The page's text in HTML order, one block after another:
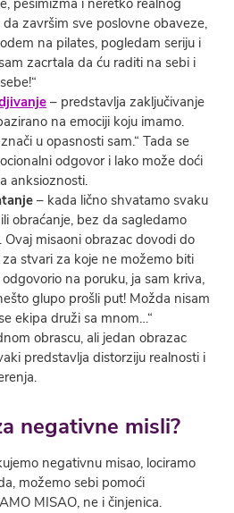
pesimizma i neretko realnog
da završim sve poslovne obaveze,
na pilates, pogledam seriju i
zacrtala da ću raditi na sebi i
– predstavlja zaključivanje
na emociji koju imamo.
u opasnosti sam.“ Tada se
odgovor i lako može doći
anksioznosti.
– kada lično shvatamo svaku
obraćanje, bez da sagledamo
Ovaj misaoni obrazac dovodi do
stvari za koje ne možemo biti
na poruku, ja sam kriva,
glupo prošli put! Možda nisam
ekipa druži sa mnom…“
obrascu, ali jedan obrazac
predstavlja distorziju realnosti i
negativne misli?
negativnu misao, lociramo
možemo sebi pomoći
MISAO, ne i činjenica.